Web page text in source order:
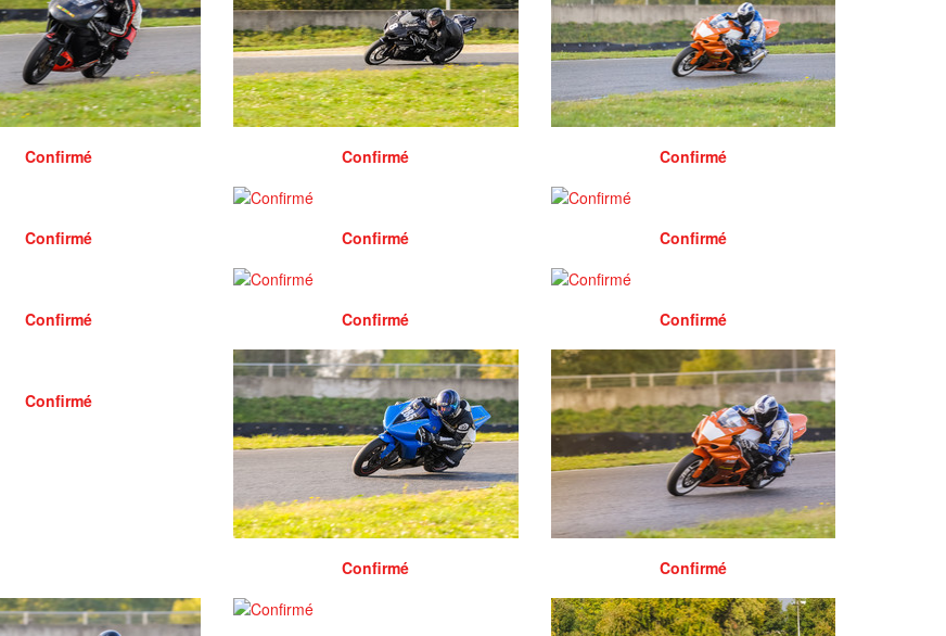
Confirmé Confirmé Confirmé
Confirmé Confirmé Confirmé
Confirmé Confirmé Confirmé
Confirmé
Confirmé Confirmé